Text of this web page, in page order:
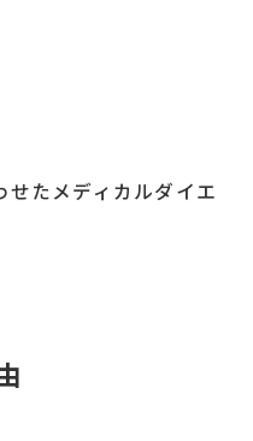
たメディカルダイエ